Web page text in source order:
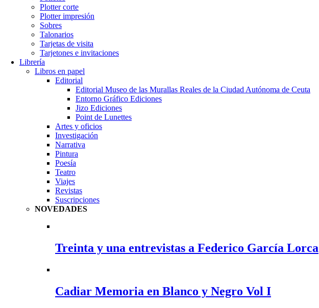
Plotter corte
Plotter impresión
Sobres
Talonarios
Tarjetas de visita
Tarjetones e invitaciones
Librería
Libros en papel
Editorial
Editorial Museo de las Murallas Reales de la Ciudad Autónoma de Ceuta
Entorno Gráfico Ediciones
Jizo Ediciones
Point de Lunettes
Artes y oficios
Investigación
Narrativa
Pintura
Poesía
Teatro
Viajes
Revistas
Suscripciones
NOVEDADES
Treinta y una entrevistas a Federico García Lorca
Cadiar Memoria en Blanco y Negro Vol I